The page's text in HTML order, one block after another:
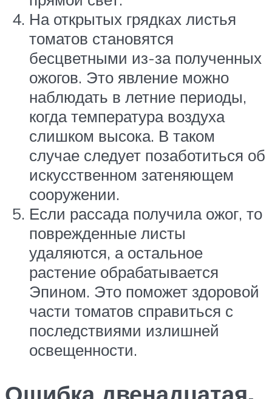
На открытых грядках листья
томатов становятся
бесцветными из-за полученных
ожогов. Это явление можно
наблюдать в летние периоды,
когда температура воздуха
слишком высока. В таком
случае следует позаботиться об
искусственном затеняющем
сооружении.
Если рассада получила ожог, то
поврежденные листы
удаляются, а остальное
растение обрабатывается
Эпином. Это поможет здоровой
части томатов справиться с
последствиями излишней
освещенности.